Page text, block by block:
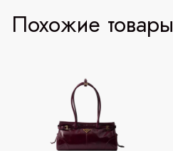
Похожие товары